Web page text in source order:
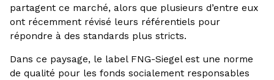
partagent ce marché, alors que plusieurs d’entre eux
ont récemment révisé leurs référentiels pour
répondre à des standards plus stricts.
Dans ce paysage, le label FNG-Siegel est une norme
de qualité pour les fonds socialement responsables